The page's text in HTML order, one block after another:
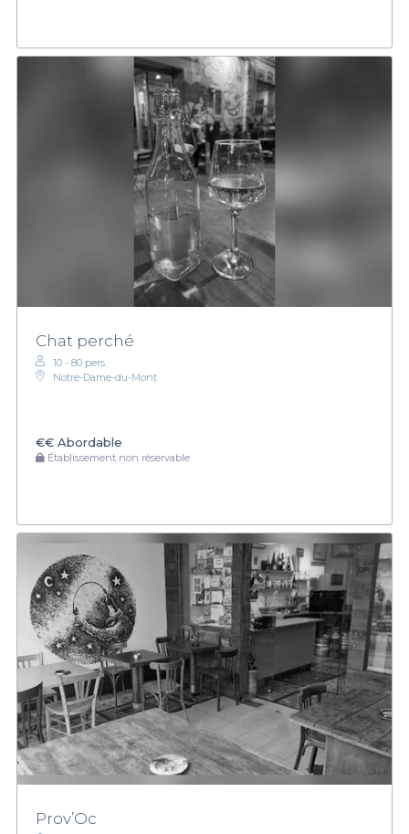
Chat perché
10 - 80 pers.
Notre-Dame-du-Mont
€€ Abordable
Établissement non réservable
Prov’Oc